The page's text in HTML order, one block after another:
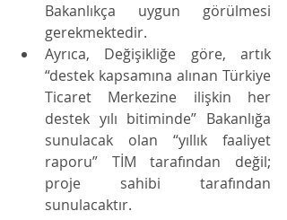
Bakanlıkça uygun görülmesi
gerekmektedir.
Ayrıca, Değişikliğe göre, artık
“destek kapsamına alınan Türkiye
Ticaret Merkezine ilişkin her
destek yılı bitiminde” Bakanlığa
sunulacak olan “yıllık faaliyet
raporu” TİM tarafından değil;
proje sahibi tarafından
sunulacaktır.